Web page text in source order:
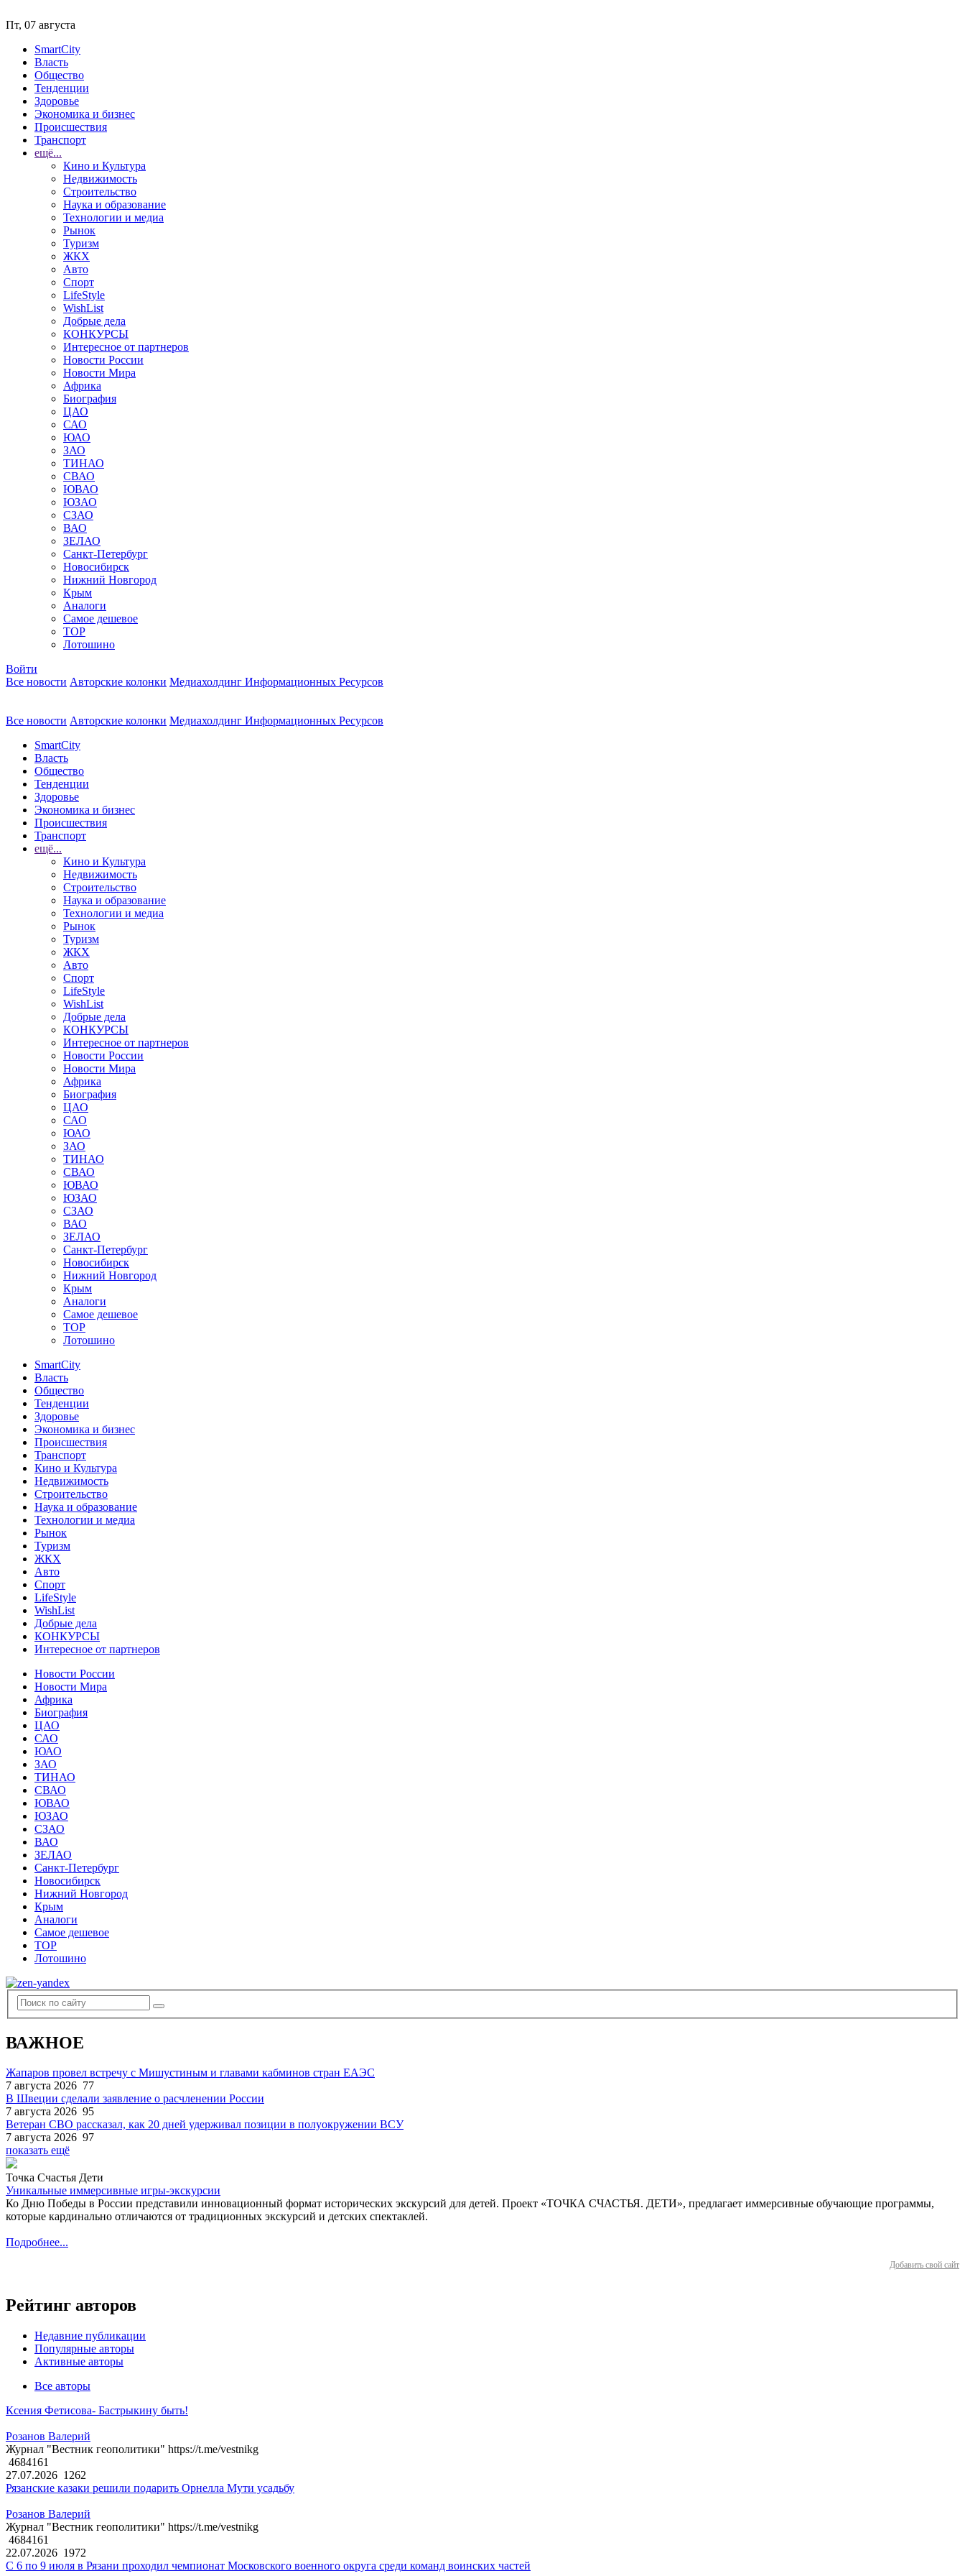
Пт, 07 августа
SmartCity
Власть
Общество
Тенденции
Здоровье
Экономика и бизнес
Происшествия
Транспорт
ещё...
Кино и Культура
Недвижимость
Строительство
Наука и образование
Технологии и медиа
Рынок
Туризм
ЖКХ
Авто
Спорт
LifeStyle
WishList
Добрые дела
КОНКУРСЫ
Интересное от партнеров
Новости России
Новости Мира
Африка
Биография
ЦАО
САО
ЮАО
ЗАО
ТИНАО
СВАО
ЮВАО
ЮЗАО
СЗАО
ВАО
ЗЕЛАО
Санкт-Петербург
Новосибирск
Нижний Новгород
Крым
Аналоги
Самое дешевое
TOP
Лотошино
Войти
Все новости Авторские колонки Медиахолдинг Информационных Ресурсов
Все новости Авторские колонки Медиахолдинг Информационных Ресурсов
SmartCity
Власть
Общество
Тенденции
Здоровье
Экономика и бизнес
Происшествия
Транспорт
ещё...
Кино и Культура
Недвижимость
Строительство
Наука и образование
Технологии и медиа
Рынок
Туризм
ЖКХ
Авто
Спорт
LifeStyle
WishList
Добрые дела
КОНКУРСЫ
Интересное от партнеров
Новости России
Новости Мира
Африка
Биография
ЦАО
САО
ЮАО
ЗАО
ТИНАО
СВАО
ЮВАО
ЮЗАО
СЗАО
ВАО
ЗЕЛАО
Санкт-Петербург
Новосибирск
Нижний Новгород
Крым
Аналоги
Самое дешевое
TOP
Лотошино
SmartCity
Власть
Общество
Тенденции
Здоровье
Экономика и бизнес
Происшествия
Транспорт
Кино и Культура
Недвижимость
Строительство
Наука и образование
Технологии и медиа
Рынок
Туризм
ЖКХ
Авто
Спорт
LifeStyle
WishList
Добрые дела
КОНКУРСЫ
Интересное от партнеров
Новости России
Новости Мира
Африка
Биография
ЦАО
САО
ЮАО
ЗАО
ТИНАО
СВАО
ЮВАО
ЮЗАО
СЗАО
ВАО
ЗЕЛАО
Санкт-Петербург
Новосибирск
Нижний Новгород
Крым
Аналоги
Самое дешевое
TOP
Лотошино
ВАЖНОЕ
Жапаров провел встречу с Мишустиным и главами кабминов стран ЕАЭС
7 августа 2026 77
В Швеции сделали заявление о расчленении России
7 августа 2026 95
Ветеран СВО рассказал, как 20 дней удерживал позиции в полуокружении ВСУ
7 августа 2026 97
показать ещё
Точка Счастья Дети
Уникальные иммерсивные игры-экскурсии
Ко Дню Победы в России представили инновационный формат исторических экскурсий для детей. Проект «ТОЧКА СЧАСТЬЯ. ДЕТИ», предлагает иммерсивные обучающие программы,
которые кардинально отличаются от традиционных экскурсий и детских спектаклей.
Подробнее...
Добавить свой сайт
Рейтинг авторов
Недавние публикации
Популярные авторы
Активные авторы
Все авторы
Ксения Фетисова- Бастрыкину быть!
Розанов Валерий
Журнал "Вестник геополитики" https://t.me/vestnikg
4684161
27.07.2026 1262
Рязанские казаки решили подарить Орнелла Мути усадьбу
Розанов Валерий
Журнал "Вестник геополитики" https://t.me/vestnikg
4684161
22.07.2026 1972
С 6 по 9 июля в Рязани проходил чемпионат Московского военного округа среди команд воинских частей